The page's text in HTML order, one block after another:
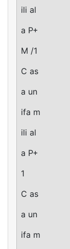
ili al
a P+
M /1
C as
a un
ifa m
ili al
a P+
1
C as
a un
ifa m